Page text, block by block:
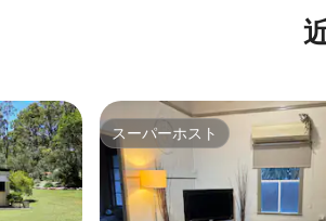
スーパーホスト
スーパーホスト